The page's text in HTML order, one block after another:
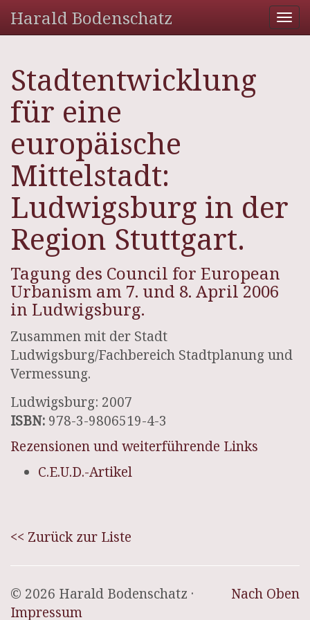
Harald Bodenschatz
Stadtentwicklung
für eine
europäische
Mittelstadt:
Ludwigsburg in der
Region Stuttgart.
Tagung des Council for European
Urbanism am 7. und 8. April 2006
in Ludwigsburg.
Zusammen mit der Stadt
Ludwigsburg/Fachbereich Stadtplanung und
Vermessung.
Ludwigsburg: 2007
ISBN: 978-3-9806519-4-3
Rezensionen und weiterführende Links
C.E.U.D.-Artikel
<< Zurück zur Liste
Nach Oben
© 2026 Harald Bodenschatz ·
Impressum